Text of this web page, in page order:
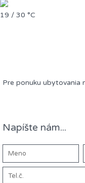
19 / 30 °C
Pre ponuku ubytovania
Napíšte nám...